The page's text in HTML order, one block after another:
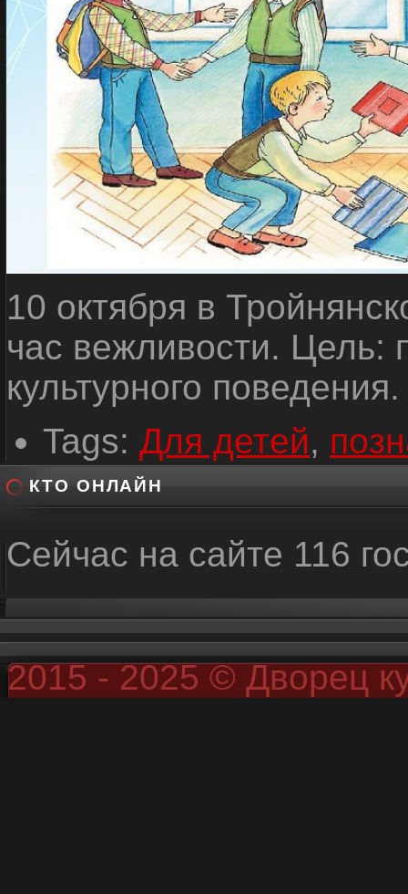
10 октября в
час вежливости. Цель:
культурного поведения.
Tags: Для детей,
КТО ОНЛАЙН
Сейчас на сайте 116
2015 - 2025 © Дворец